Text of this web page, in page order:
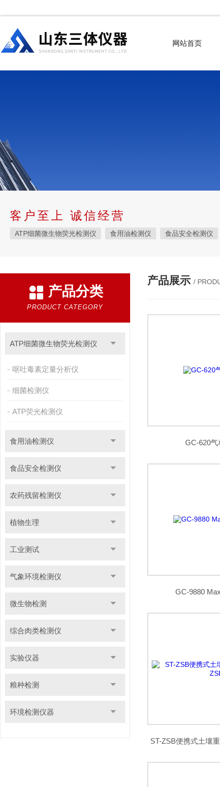
网站首页
客户至上 诚信经营
ATP细菌微生物荧光检测仪 食用油检测仪 食品安全检测仪
产品分类
PRODUCT CATEGORY
ATP细菌微生物荧光检测仪
呕吐毒素定量分析仪
细菌检测仪
ATP荧光检测仪
食用油检测仪
食品安全检测仪
农药残留检测仪
植物生理
工业测试
气象环境检测仪
微生物检测
综合肉类检测仪
实验仪器
粮种检测
环境检测仪器
产品展示 /
GC-620
GC-9880
ST-ZSB便携式土壤